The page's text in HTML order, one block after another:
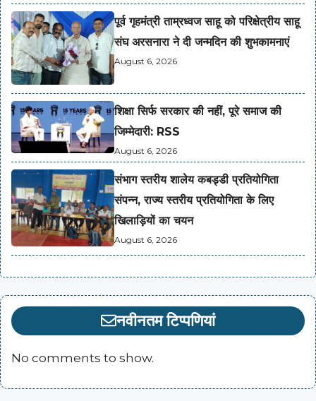
पूर्व गृहमंत्री ताम्रध्वज साहू को परिक्षेत्रीय साहू
संघ अरसनारा ने दी जन्मदिन की शुभकामनाएं
August 6, 2026
शिक्षा सिर्फ सरकार की नहीं, पूरे समाज की
जिम्मेदारी: RSS
August 6, 2026
संभाग स्तरीय शालेय कबड्डी प्रतियोगिता
संपन्न, राज्य स्तरीय प्रतियोगिता के लिए
खिलाड़ियों का चयन
August 6, 2026
नवीनतम टिप्पणियां
No comments to show.